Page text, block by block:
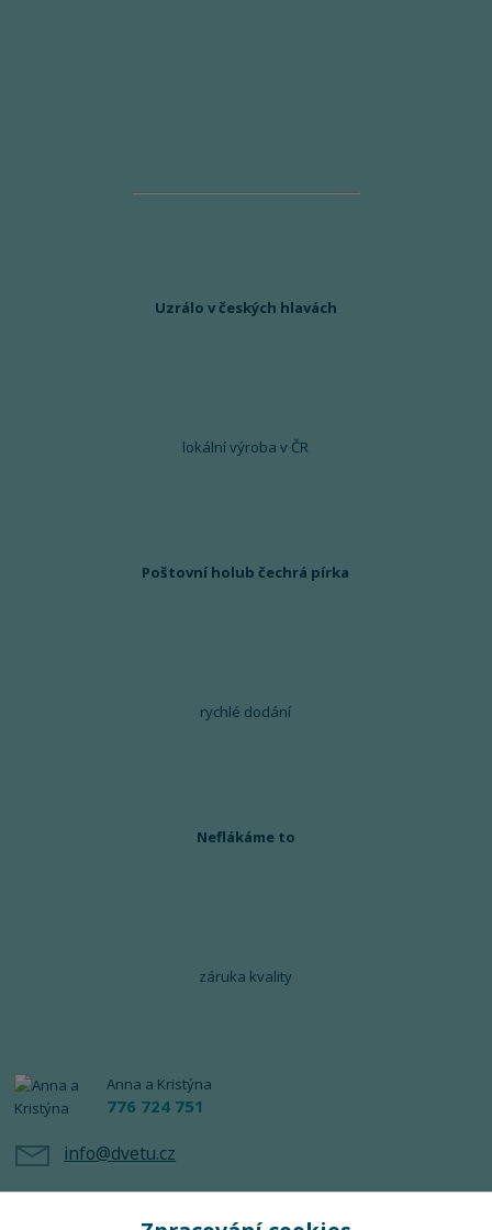
Uzrálo v českých hlavách
lokální výroba v ČR
Poštovní holub čechrá pírka
rychlé dodání
Neflákáme to
záruka kvality
Anna a Kristýna
776 724 751
info@dvetu.cz